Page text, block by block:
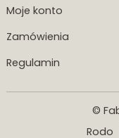
Moje konto
Zamówienia
Regulamin
©
Rodo